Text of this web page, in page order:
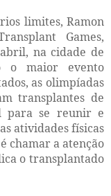
limites, Ramon
Games,
na cidade de
o maior evento
as olimpíadas
transplantes de
para se reunir e
atividades físicas
chamar a atenção
o transplantado